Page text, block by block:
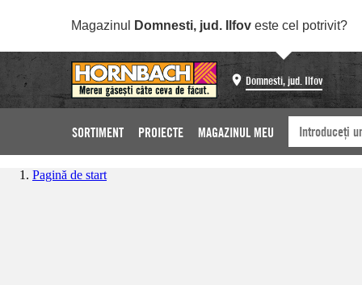
Magazinul Domnesti, jud. Ilfov este cel potrivit?
Domnesti, jud. Ilfov
SORTIMENT PROIECTE MAGAZINUL MEU
Pagină de start